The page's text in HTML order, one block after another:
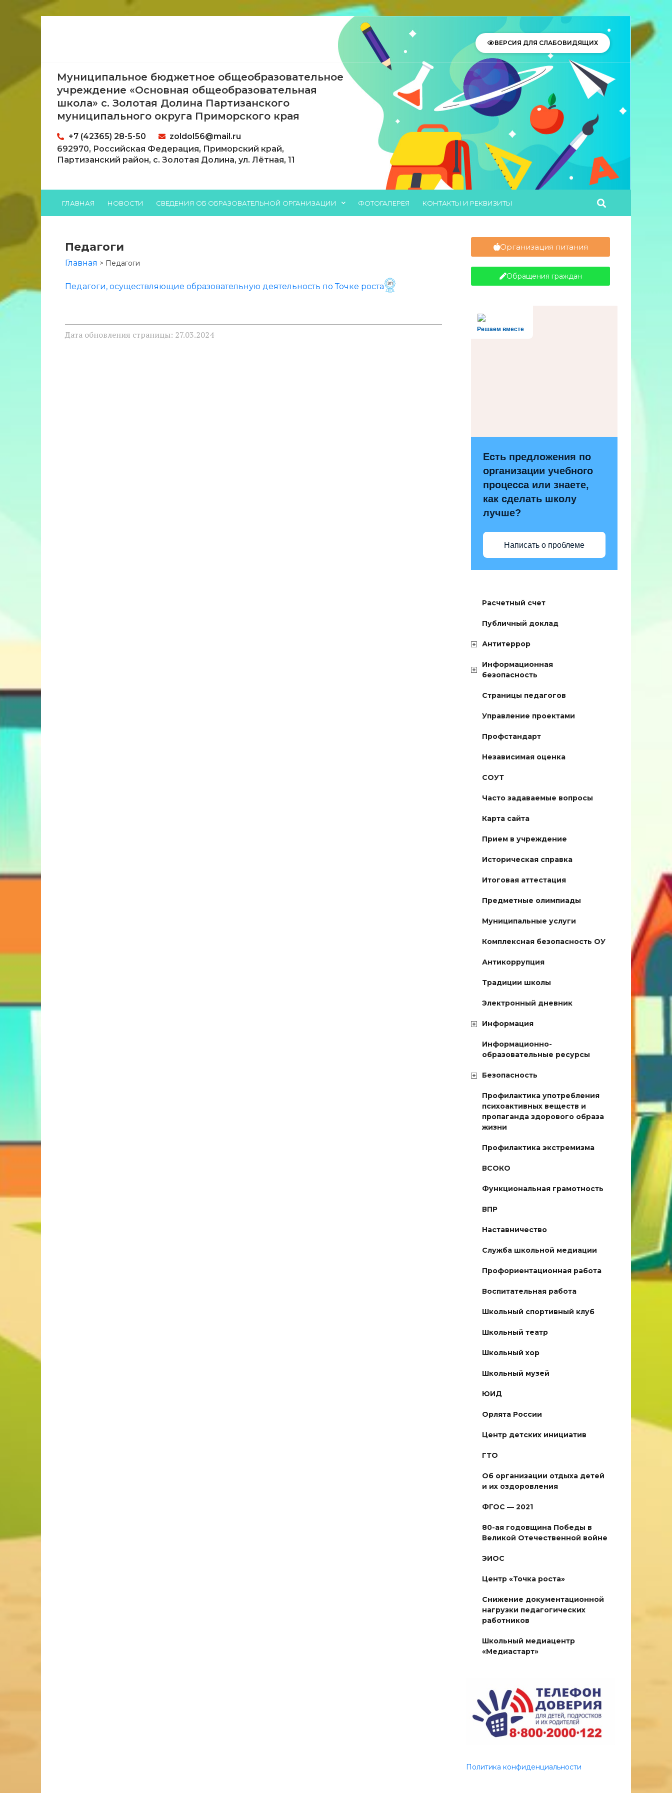
ВЕРСИЯ ДЛЯ СЛАБОВИДЯЩИХ
Муниципальное бюджетное общеобразовательное
учреждение «Основная общеобразовательная
школа» с. Золотая Долина Партизанского
муниципального округа Приморского края
+7 (42365) 28-5-50
zoldol56@mail.ru
692970, Российская Федерация, Приморский край,
Партизанский район, с. Золотая Долина, ул. Лётная, 11
ГЛАВНАЯ НОВОСТИ СВЕДЕНИЯ ОБ ОБРАЗОВАТЕЛЬНОЙ ОРГАНИЗАЦИИ ФОТОГАЛЕРЕЯ КОНТАКТЫ И РЕКВИЗИТЫ
Педагоги
Главная > Педагоги
Педагоги, осуществляющие образовательную деятельность по Точке роста
Дата обновления страницы: 27.03.2024
Организация питания
Обращения граждан
Решаем вместе
Есть предложения по
организации учебного
процесса или знаете,
как сделать школу
лучше?
Написать о проблеме
Расчетный счет
Публичный доклад
Антитеррор
Информационная
безопасность
Страницы педагогов
Управление проектами
Профстандарт
Независимая оценка
СОУТ
Часто задаваемые вопросы
Карта сайта
Прием в учреждение
Историческая справка
Итоговая аттестация
Предметные олимпиады
Муниципальные услуги
Комплексная безопасность ОУ
Антикоррупция
Традиции школы
Электронный дневник
Информация
Информационно-
образовательные ресурсы
Безопасность
Профилактика употребления
психоактивных веществ и
пропаганда здорового образа
жизни
Профилактика экстремизма
ВСОКО
Функциональная грамотность
ВПР
Наставничество
Служба школьной медиации
Профориентационная работа
Воспитательная работа
Школьный спортивный клуб
Школьный театр
Школьный хор
Школьный музей
ЮИД
Орлята России
Центр детских инициатив
ГТО
Об организации отдыха детей
и их оздоровления
ФГОС — 2021
80-ая годовщина Победы в
Великой Отечественной войне
ЭИОС
Центр «Точка роста»
Снижение документационной
нагрузки педагогических
работников
Школьный медиацентр
«Медиастарт»
Политика конфиденциальности